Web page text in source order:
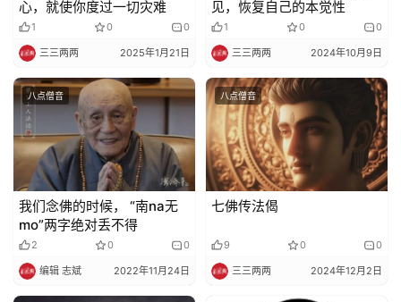
规
免
责
声
明
心，就使你度过一切灾难
1 0 0
三三两两 2025年1月21日
见，恢复自己的本觉性
1 0 0
三三两两 2024年10月9日
八点僧音
我们念佛的时候， “南na无
mo”两字绝对丢不得
2 0 0
编辑 志斌 2022年11月24日
八点僧音
七佛传法偈
9 0 0
三三两两 2024年12月2日